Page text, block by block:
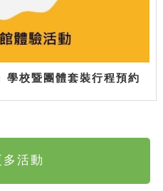
學校暨團體套裝行程預約
活動